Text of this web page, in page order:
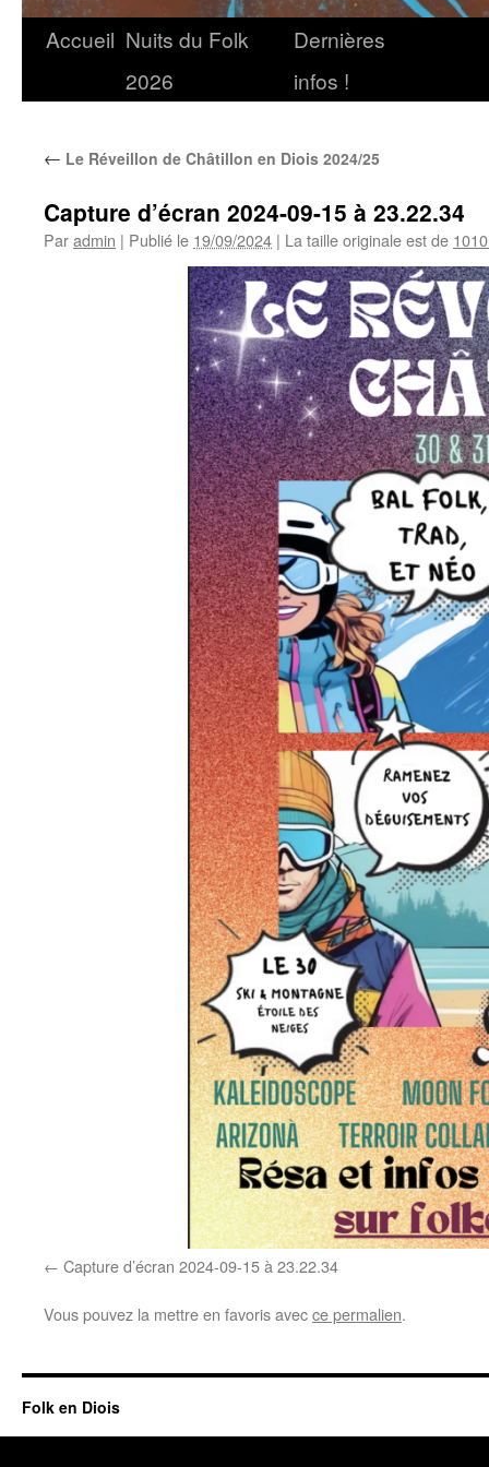
Accueil Nuits du Folk
2026
Dernières
infos !
← Le Réveillon de Châtillon en Diois 2024/25
Capture d’écran 2024-09-15 à 23.22.34
Paradmin | Publié le 19/09/2024 | La taille originale est de
Capture d’écran 2024-09-15 à 23.22.34
Vous pouvez la mettre en favoris avecce permalien.
Folk en Diois